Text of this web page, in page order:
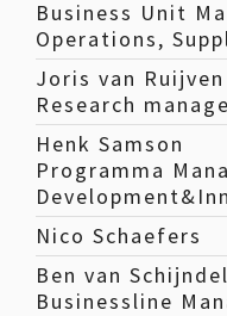
Business Unit
Operations,
Joris van Ruijven
Research
Henk Samson
Programma
Nico Schaefers
Ben van Schijndel
Businessline